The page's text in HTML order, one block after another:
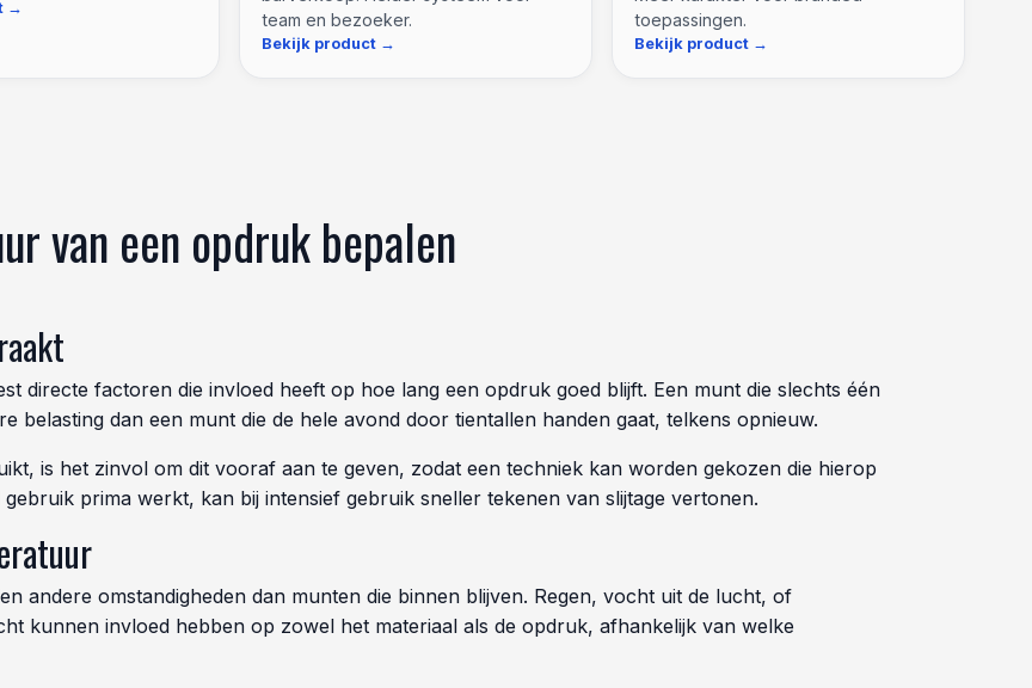
team en bezoeker.
Bekijk product
toepassingen.
Bekijk product
van een opdruk bepalen
directe factoren die invloed heeft op hoe lang een opdruk goed blijft. Een munt die slechts één
belasting dan een munt die de hele avond door tientallen handen gaat, telkens opnieuw.
is het zinvol om dit vooraf aan te geven, zodat een techniek kan worden gekozen die hierop
prima werkt, kan bij intensief gebruik sneller tekenen van slijtage vertonen.
andere omstandigheden dan munten die binnen blijven. Regen, vocht uit de lucht, of
kunnen invloed hebben op zowel het materiaal als de opdruk, afhankelijk van welke